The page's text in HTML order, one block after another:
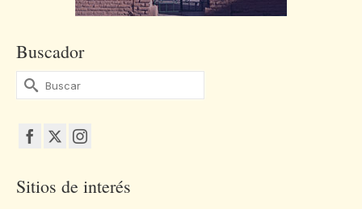
Buscador
Buscar
por:
Sitios de interés